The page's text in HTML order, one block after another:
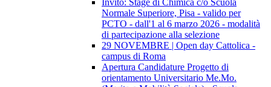
Invito: Stage di Chimica c/o Scuola
Normale Superiore, Pisa - valido per
PCTO - dall'1 al 6 marzo 2026 - modalità
di partecipazione alla selezione
29 NOVEMBRE | Open day Cattolica -
campus di Roma
Apertura Candidature Progetto di
orientamento Universitario Me.Mo.